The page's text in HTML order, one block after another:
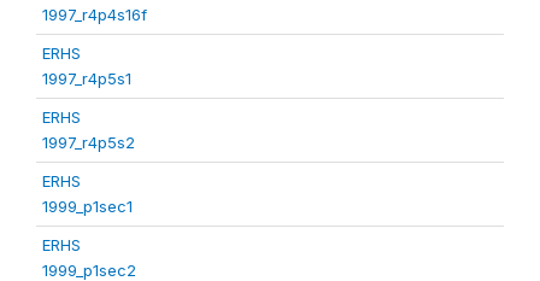
1997_r4p4s16f
ERHS
1997_r4p5s1
ERHS
1997_r4p5s2
ERHS
1999_p1sec1
ERHS
1999_p1sec2